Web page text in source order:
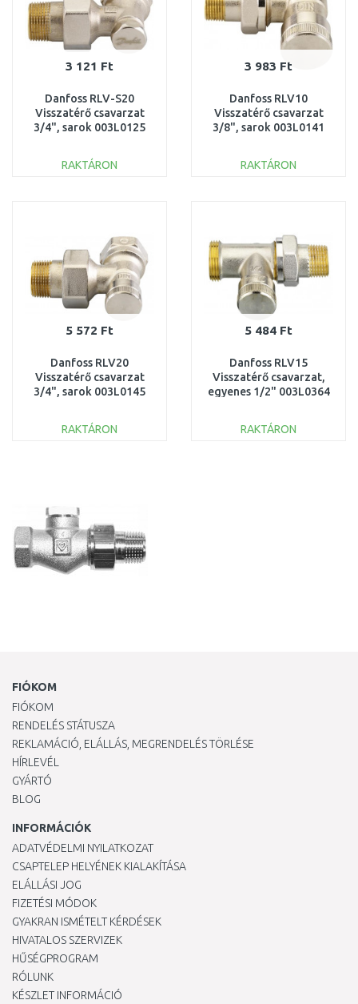
3 121 Ft
Danfoss RLV-S20
Visszatérő csavarzat
3/4", sarok 003L0125
RAKTÁRON
3 983 Ft
Danfoss RLV10
Visszatérő csavarzat
3/8", sarok 003L0141
RAKTÁRON
5 572 Ft
Danfoss RLV20
Visszatérő csavarzat
3/4", sarok 003L0145
RAKTÁRON
5 484 Ft
Danfoss RLV15
Visszatérő csavarzat,
egyenes 1/2" 003L0364
RAKTÁRON
FIÓKOM
FIÓKOM
RENDELÉS STÁTUSZA
REKLAMÁCIÓ, ELÁLLÁS, MEGRENDELÉS TÖRLÉSE
HÍRLEVÉL
GYÁRTÓ
BLOG
INFORMÁCIÓK
ADATVÉDELMI NYILATKOZAT
CSAPTELEP HELYÉNEK KIALAKÍTÁSA
ELÁLLÁSI JOG
FIZETÉSI MÓDOK
GYAKRAN ISMÉTELT KÉRDÉSEK
HIVATALOS SZERVIZEK
HŰSÉGPROGRAM
RÓLUNK
KÉSZLET INFORMÁCIÓ